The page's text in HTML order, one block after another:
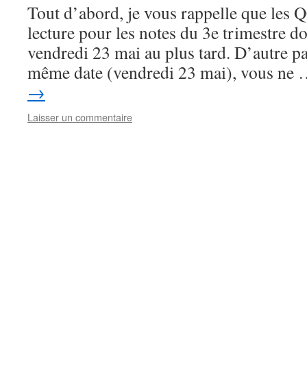
Tout d’abord, je vous rappelle que les
lecture pour les notes du 3e trimestre
vendredi 23 mai au plus tard. D’autre
même date (vendredi 23 mai), vous
→
Laisser un commentaire